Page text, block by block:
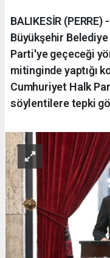
BALIKESİR
Büyükşehir Belediye
Parti'ye geçeceği
mitinginde yaptığı
Cumhuriyet Halk
söylentilere tepki